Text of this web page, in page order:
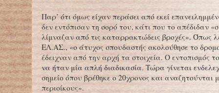
Παρ’ ότι όμως είχαν περάσει από εκεί
δεν εντόπισαν τη σορό του, κάτι που το απέδιδαν
λίμναζαν από τις καταρρακτώδεις βροχές». Όπως
ΕΛ.ΑΣ., «ο άτυχος σπουδαστής ακολούθησε το
έδειχναν από την αρχή τα στοιχεία. Ο εντοπισμός
να ήταν μία απλή διαδικασία. Τώρα γίνεται
σημείο όπου βρέθηκε ο 20χρονος και αναζητούνται
περιοίκους».